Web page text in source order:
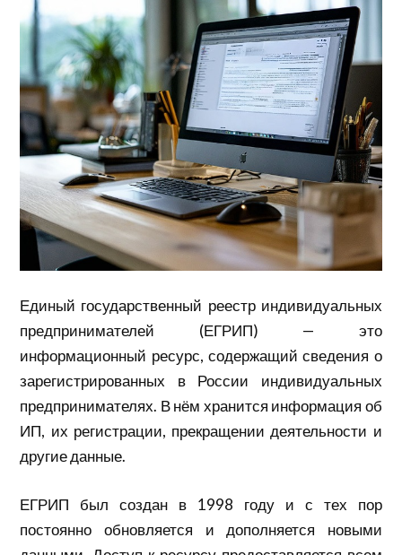
Единый государственный реестр индивидуальных
предпринимателей (ЕГРИП) — это
информационный ресурс, содержащий сведения о
зарегистрированных в России индивидуальных
предпринимателях. В нём хранится информация об
ИП, их регистрации, прекращении деятельности и
другие данные.
ЕГРИП был создан в 1998 году и с тех пор
постоянно обновляется и дополняется новыми